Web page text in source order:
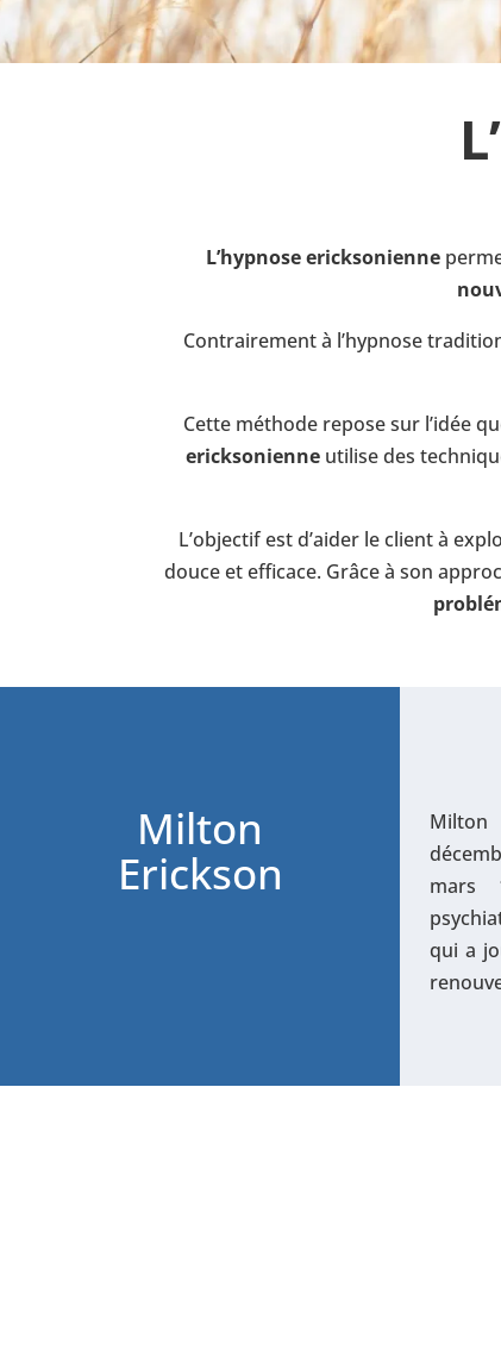
L’hypnose ericksonienne
Contrairement à l’hypnose
Cette méthode repose sur l’idée
ericksonienne utilise des
L’objectif est d’aider le client à
douce et efficace. Grâce à son
Milton
Erickson
mars
qui a